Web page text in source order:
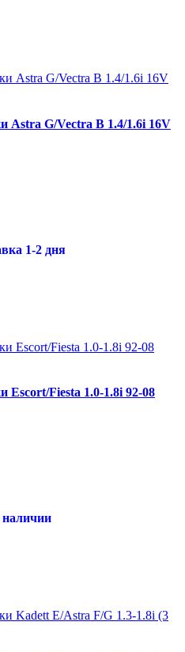
Astra G/Vectra B 1.4/1.6i 16V
1-2 дня
Escort/Fiesta 1.0-1.8i 92-08